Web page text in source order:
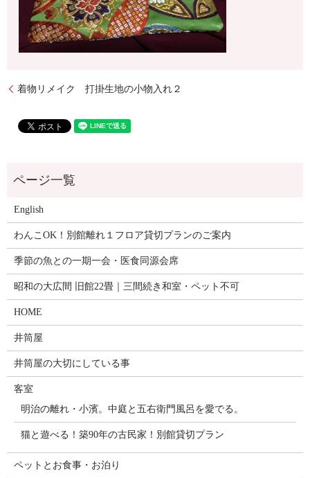
着物リメイク 打掛生地の小物入れ２
English
わんこOK！別館離れ１フロア貸切プランのご案内
季節の魚との一期一会・医食同源会席
昭和の大広間 旧館22畳｜三間続き和室・ペット不可
HOME
井筒屋
井筒屋の大切にしている事
客室
明治の離れ・小濱。中庭と五右衛門風呂を愛でる。
猫と遊べる！築90年の古民家！別館貸切プラン
ペットとお食事・お泊り